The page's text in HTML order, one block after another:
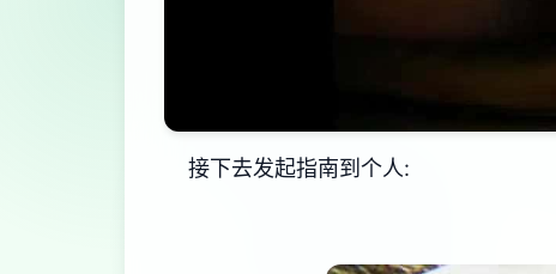
接下去发起指南到个人: